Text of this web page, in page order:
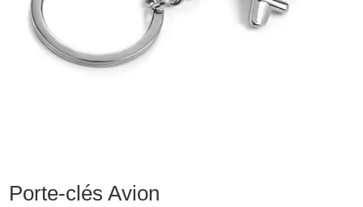
Porte-clés Avion